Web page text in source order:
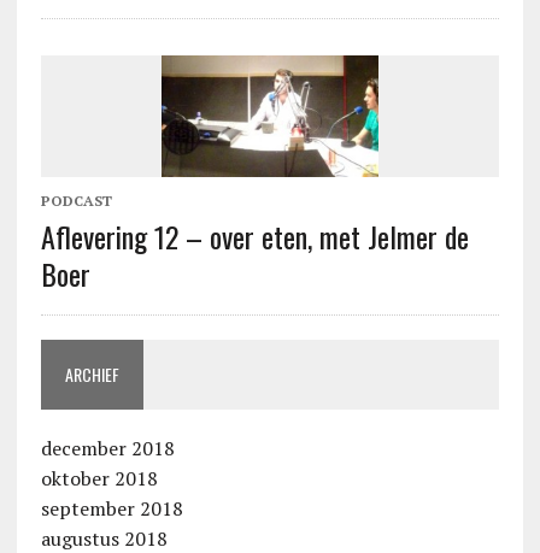
PODCAST
Aflevering 12 – over eten, met Jelmer de
Boer
ARCHIEF
december 2018
oktober 2018
september 2018
augustus 2018